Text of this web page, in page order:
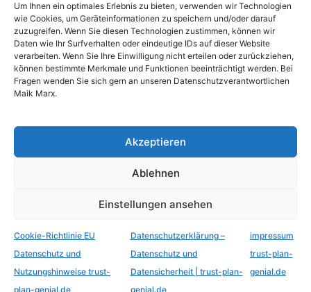
Um Ihnen ein optimales Erlebnis zu bieten, verwenden wir Technologien
wie Cookies, um Geräteinformationen zu speichern und/oder darauf
zuzugreifen. Wenn Sie diesen Technologien zustimmen, können wir
Daten wie Ihr Surfverhalten oder eindeutige IDs auf dieser Website
verarbeiten. Wenn Sie Ihre Einwilligung nicht erteilen oder zurückziehen,
können bestimmte Merkmale und Funktionen beeinträchtigt werden. Bei
Fragen wenden Sie sich gern an unseren Datenschutzverantwortlichen
Maik Marx.
Akzeptieren
Ablehnen
Einstellungen ansehen
Cookie-Richtlinie EU
Datenschutz und
Nutzungshinweise trust-
plan-genial.de
Datenschutzerklärung –
Datenschutz und
Datensicherheit | trust-plan-
genial.de
impressum
trust-plan-
genial.de
Warum Ihre
Bewertung so
wertvoll ist
Stellen Sie sich vor, Sie stehen vor einer wichtigen
Entscheidung und sind unsicher, welchen Weg Sie
einschlagen sollen. Genau in diesem Moment
kann Ihre Bewertung für jemand anderen den